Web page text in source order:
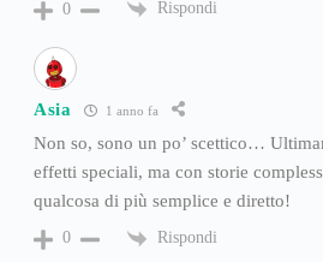
0 Rispondi
Asia 1 anno fa
Non so, sono un po’ scettico…
effetti speciali, ma con storie
qualcosa di più semplice e diretto!
0 Rispondi